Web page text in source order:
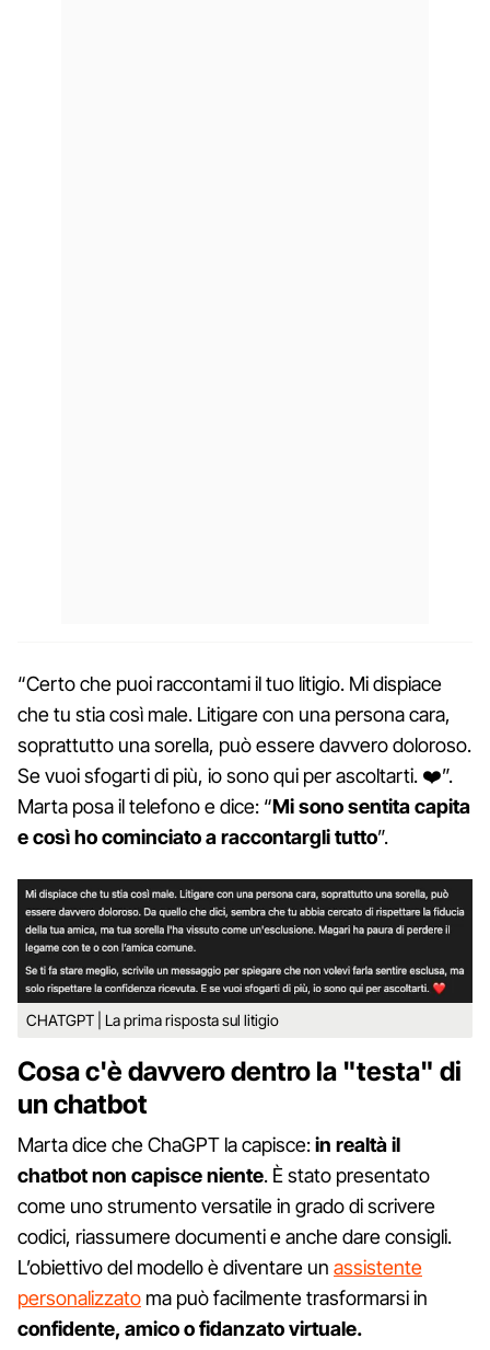
“Certo che puoi raccontami il tuo litigio. Mi dispiace
che tu stia così male. Litigare con una persona cara,
soprattutto una sorella, può essere davvero doloroso.
Se vuoi sfogarti di più, io sono qui per ascoltarti. ❤️”.
Marta posa il telefono e dice: “Mi sono sentita capita
e così ho cominciato a raccontargli tutto”.
CHATGPT | La prima risposta sul litigio
Cosa c'è davvero dentro la "testa" di
un chatbot
Marta dice che ChaGPT la capisce:in realtà il
chatbot non capisce niente. È stato presentato
come uno strumento versatile in grado di scrivere
codici, riassumere documenti e anche dare consigli.
L’obiettivo del modello è diventare un assistente
personalizzato ma può facilmente trasformarsi in
confidente, amico o fidanzato virtuale.